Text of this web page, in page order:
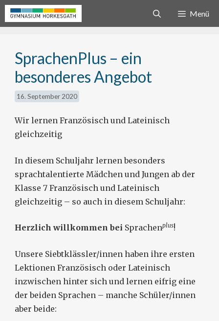
Zum
Inhalt
Menü
SprachenPlus – ein
besonderes Angebot
16. September 2020
Wir lernen Französisch und Lateinisch
gleichzeitig
In diesem Schuljahr lernen besonders
sprachtalentierte Mädchen und Jungen ab der
Klasse 7 Französisch und Lateinisch
gleichzeitig – so auch in diesem Schuljahr:
Herzlich willkommen bei Sprachenplus!
Unsere Siebtklässler/innen haben ihre ersten
Lektionen Französisch oder Lateinisch
inzwischen hinter sich und lernen eifrig eine
der beiden Sprachen – manche Schüler/innen
aber beide: